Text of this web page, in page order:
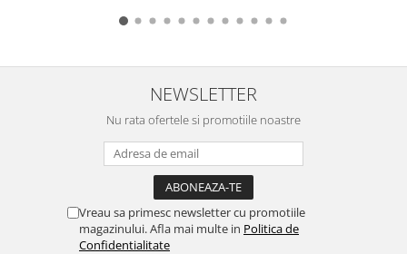
NEWSLETTER
Nu rata ofertele si promotiile noastre
Vreau sa primesc newsletter cu promotiile
magazinului. Afla mai multe in Politica de
Confidentialitate